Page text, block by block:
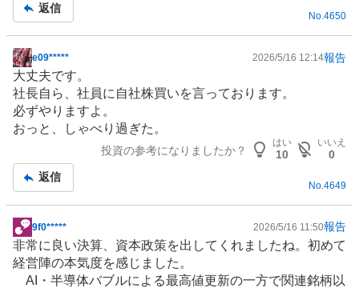
事
返信
No.4650
掲
示
板
記
事
e09***** 2026/5/16 12:14報告
大丈夫です。
社長自ら、社員に自社株買いを言っております。
必ずやりますよ。
おっと、しゃべり過ぎた。
投資の参考になりましたか？
はい
10
いいえ
0
返信
No. 4649
掲
示
板
9f0***** 2026/5/16 11:50報告
非常に良い決算、資本政策を出してくれましたね。初めて
経営陣の本気度を感じました。
AI・半導体バブルによる最高値更新の一方で関連銘柄以